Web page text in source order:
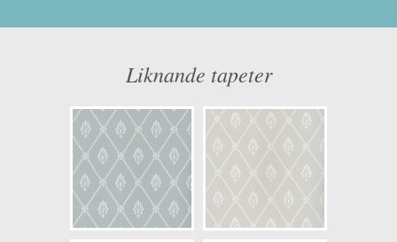
Längd x Bredd: 10,00 x 0,52
Artikelnummer: 100/11055
NCS Bottenkulör: S2010-R90B
Färg: Blå, Vitaktig, Grå
Mönster: Rutig, Medaljong
Struktur: Slät, Limtryck
Liknande tapeter